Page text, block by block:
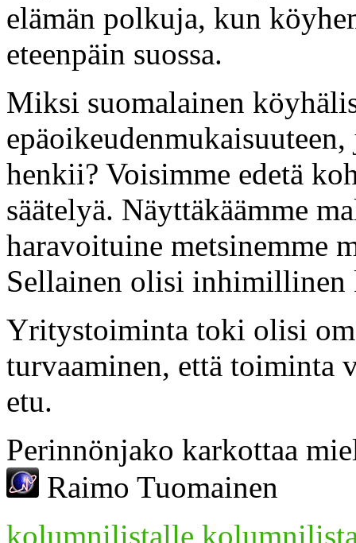
elämän polkuja, kun
eteenpäin suossa.
Miksi suomalainen
henkii? Voisimme edetä
säätelyä. Näyttäkäämme
haravoituine metsinemme
Sellainen olisi inhimillinen
Yritystoiminta toki olisi
turvaaminen, että toiminta
etu.
Perinnönjako karkottaa
Raimo Tuomainen
kolumnilistalle